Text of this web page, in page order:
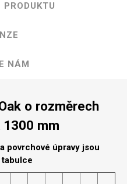
NÁM
o rozměrech
mm
povrchové úpravy jsou
tabulce